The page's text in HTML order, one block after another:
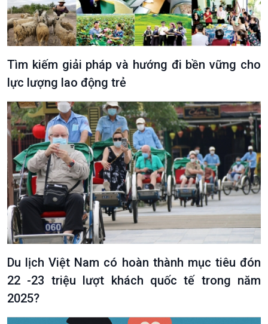
Văn hoá & Du lịch
Tin Văn hoá & Du lịch
Chát với người nổi tiếng
Câu chuyện Thể thao
Multimedia
Ảnh
Tìm kiếm giải pháp và hướng đi bền vững cho
lực lượng lao động trẻ
Du lịch Việt Nam có hoàn thành mục tiêu đón
22 -23 triệu lượt khách quốc tế trong năm
2025?